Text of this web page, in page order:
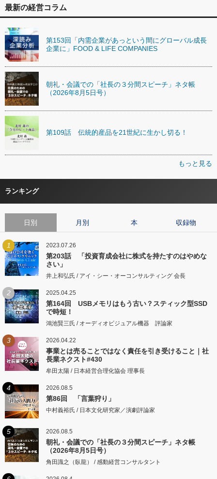
最新の経営コラム
第153回「内需企業があっという間にグローバル成長
企業に」FOOD & LIFE COMPANIES
朝礼・会議での「社長の３分間スピーチ」ネタ帳
（2026年8月5日号）
第109話 伝統的産品を21世紀に生かし切る！
もっと見る
ランキング
日別 月別 本 収録物
1 2023.07.26
第203話 「投資育成会社に株式を持たすのはやめな
さい」
井上和弘氏 / アイ・シー・オーコンサルティング 会長
2 2025.04.25
第164回 USBメモリはもう古い？スティック型SSD
で時短！
鴻池賢三氏 / オーディオビジュアル機器 評論家
3 2026.04.22
事業とは売ることではなく責任を引き受けること｜社
長業ネクスト#430
牟田太陽 / 日本経営合理化協会 理事長
4 2026.08.5
第86回 「言葉狩り」
中村義裕氏 / 日本文化研究家／演劇評論家
5 2026.08.5
朝礼・会議での「社長の３分間スピーチ」ネタ帳
（2026年8月5日号）
角田識之（臥龍） / 感動経営コンサルタント